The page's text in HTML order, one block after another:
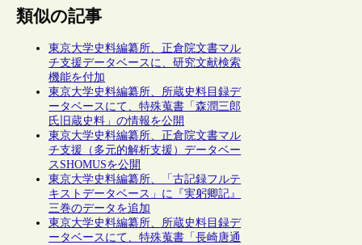
類似の記事
東京大学史料編纂所、正倉院文書マル
チ支援データベースに、研究文献検索
機能を付加
東京大学史料編纂所、所蔵史料目録デ
ータベースにて、特殊蒐書「森潤三郎
氏旧蔵史料」の情報を公開
東京大学史料編纂所、正倉院文書マル
チ支援（多元的解析支援）データベー
スSHOMUSを公開
東京大学史料編纂所、「古記録フルテ
キストデータベース」に『実躬卿記』
三巻のデータを追加
東京大学史料編纂所、所蔵史料目録デ
ータベースにて、特殊蒐書「長崎唐通